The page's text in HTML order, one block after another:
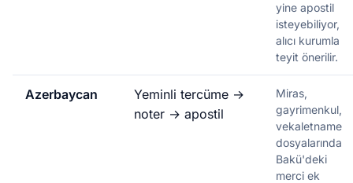
yine apostil
isteyebiliyor,
alıcı kurumla
teyit önerilir.
Azerbaycan
Yeminli tercüme →
noter → apostil
Miras,
gayrimenkul,
vekaletname
dosyalarında
Bakü'deki
merci ek